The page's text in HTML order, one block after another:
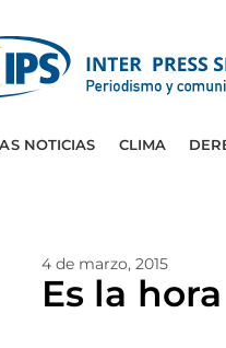
NOTICIAS CLIMA
4 de marzo, 2015
Es la